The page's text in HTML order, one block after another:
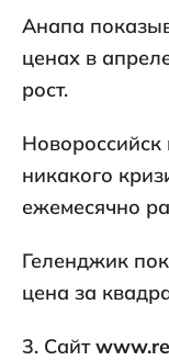
Анапа
ценах в
рост.
никакого
ежемесячно
Геленджик
цена за
3. Сайт